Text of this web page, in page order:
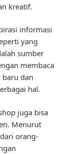
kreatif.
informasi
yang
sumber
membaca
dan
hal.
juga bisa
Menurut
orang-